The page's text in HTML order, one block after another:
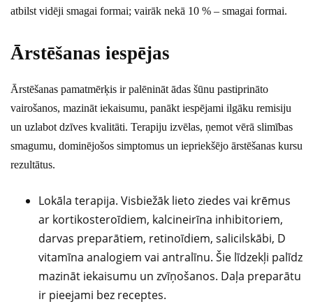
atbilst vidēji smagai formai; vairāk nekā 10 % – smagai formai.
Ārstēšanas iespējas
Ārstēšanas pamatmērķis ir palēnināt ādas šūnu pastiprināto
vairošanos, mazināt iekaisumu, panākt iespējami ilgāku remisiju
un uzlabot dzīves kvalitāti. Terapiju izvēlas, ņemot vērā slimības
smagumu, dominējošos simptomus un iepriekšējo ārstēšanas kursu
rezultātus.
Lokāla terapija. Visbiežāk lieto ziedes vai krēmus
ar kortikosteroīdiem, kalcineirīna inhibitoriem,
darvas preparātiem, retinoīdiem, salicilskābi, D
vitamīna analogiem vai antralīnu. Šie līdzekļi palīdz
mazināt iekaisumu un zvīņošanos. Daļa preparātu
ir pieejami bez receptes.